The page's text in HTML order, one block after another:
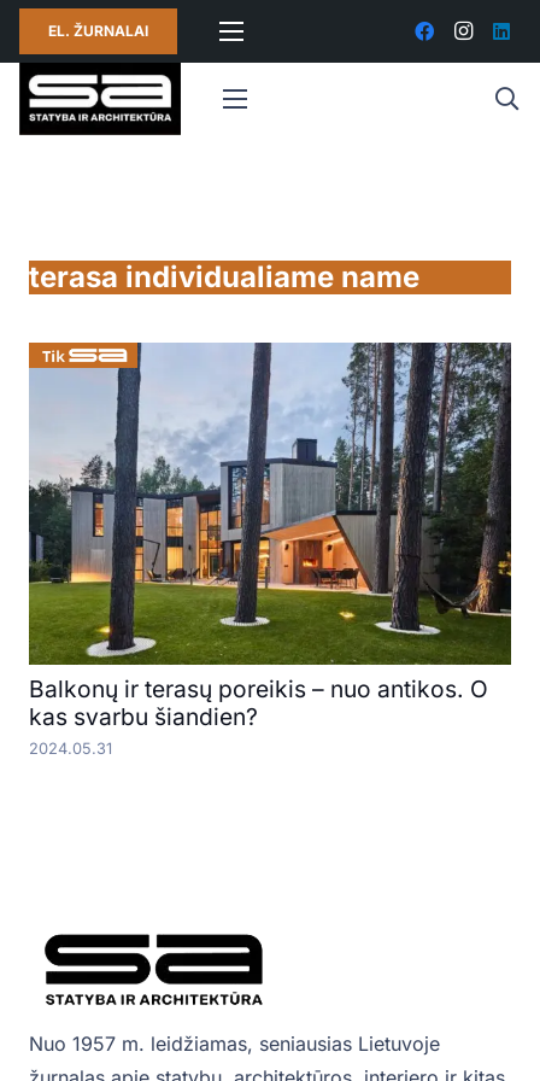
EL. ŽURNALAI
terasa individualiame name
Balkonų ir terasų poreikis – nuo antikos. O
kas svarbu šiandien?
2024.05.31
Nuo 1957 m. leidžiamas, seniausias Lietuvoje